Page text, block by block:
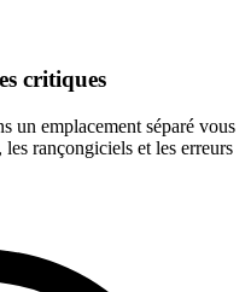
critiques
un emplacement séparé vous
rançongiciels et les erreurs